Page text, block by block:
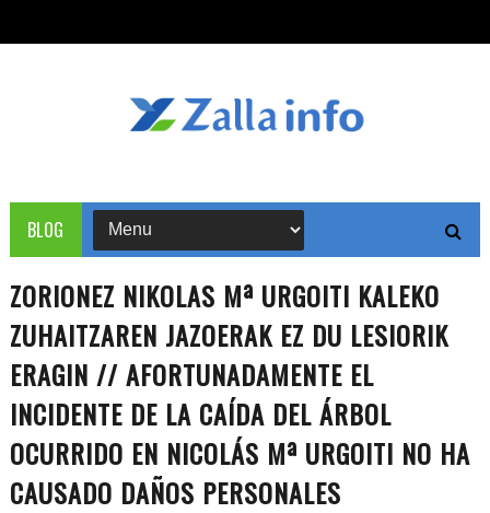
BLOG
ZORIONEZ NIKOLAS Mª URGOITI KALEKO
ZUHAITZAREN JAZOERAK EZ DU LESIORIK
ERAGIN // AFORTUNADAMENTE EL
INCIDENTE DE LA CAÍDA DEL ÁRBOL
OCURRIDO EN NICOLÁS Mª URGOITI NO HA
CAUSADO DAÑOS PERSONALES